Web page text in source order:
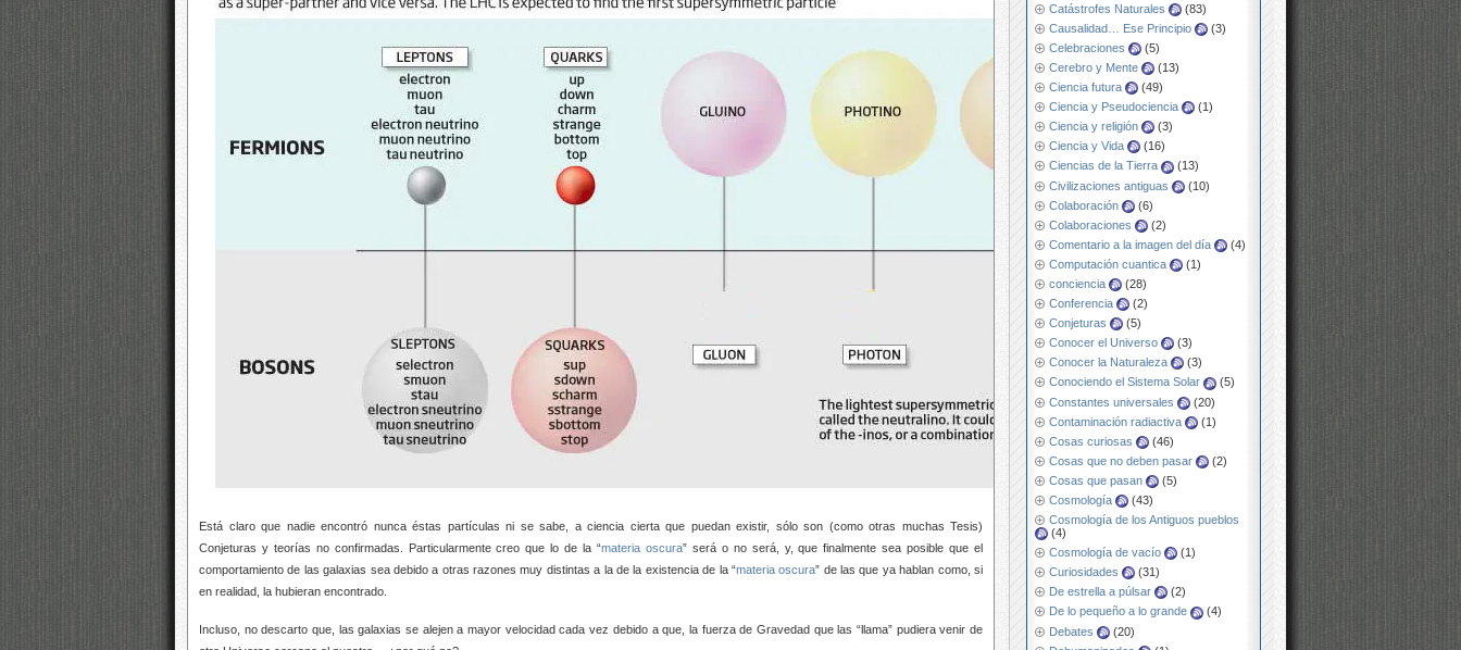
Catástrofes Naturales
(83)
Causalidad… Ese Principio
(3)
Celebraciones
(5)
Cerebro y Mente
(13)
Ciencia futura
(49)
Ciencia y Pseudociencia
(1)
Ciencia y religión
(3)
Ciencia y Vida
(16)
Ciencias de la Tierra
(13)
Civilizaciones antiguas
(10)
Colaboración
(6)
Colaboraciones
(2)
Comentario a la imagen del día
(4)
Computación cuantica
(1)
conciencia
(28)
Conferencia
(2)
Conjeturas
(5)
Conocer el Universo
(3)
Conocer la Naturaleza
(3)
Conociendo el Sistema Solar
(5)
Constantes universales
(20)
Contaminación radiactiva
(1)
Cosas curiosas
(46)
Cosas que no deben pasar
(2)
Cosas que pasan
(5)
Cosmología
(43)
Cosmología de los Antiguos pueblos
(4)
Cosmología de vacío
(1)
Curiosidades
(31)
De estrella a púlsar
(2)
De lo pequeño a lo grande
(4)
Debates
(20)
Está claro que nadie encontró nunca éstas partículas ni se sabe, a ciencia cierta que puedan existir, sólo son (como otras muchas Tesis)
Conjeturas y teorías no confirmadas. Particularmente creo que lo de la “materia oscura” será o no será, y, que finalmente sea posible que el
comportamiento de las galaxias sea debido a otras razones muy distintas a la de la existencia de la “materia oscura” de las que ya hablan como, si
en realidad, la hubieran encontrado.
Incluso, no descarto que, las galaxias se alejen a mayor velocidad cada vez debido a que, la fuerza de Gravedad que las “llama” pudiera venir de